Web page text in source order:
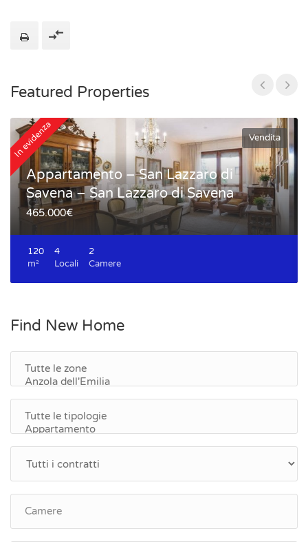
Featured Properties
In evidenza Vendita
Appartamento – San Lazzaro di
Savena – San Lazzaro di Savena
465.000€
120
m²
4
Locali
2
Camere
Find New Home